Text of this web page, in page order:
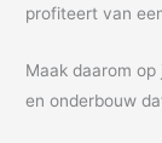
profiteert van
Maak daarom op
en onderbouw